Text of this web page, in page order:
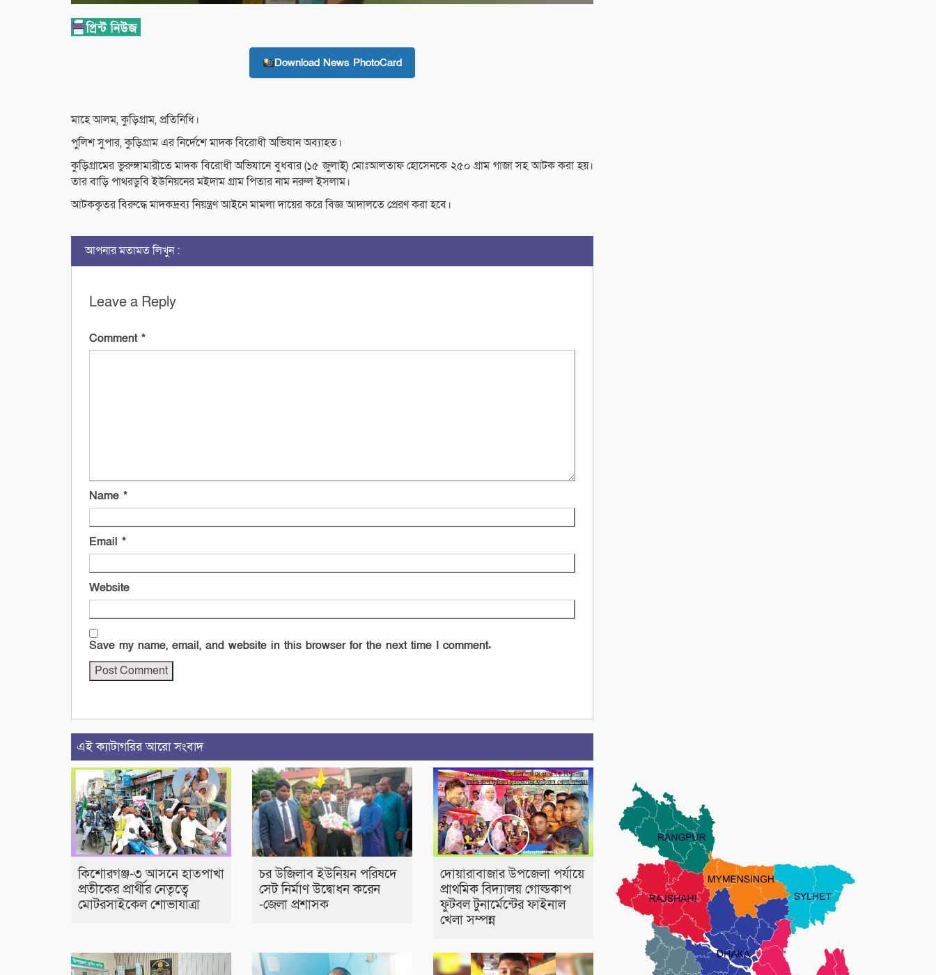
Download News PhotoCard
মাহে আলম, কুড়িগ্রাম, প্রতিনিধি।
পুলিশ সুপার, কুড়িগ্রাম এর নির্দেশে মাদক বিরোধী অভিযান অব্যাহত।
কুড়িগ্রামের ভুরুঙ্গামারীতে মাদক বিরোধী অভিযানে বুধবার (১৫ জুলাই) মোঃআলতাফ হোসেনকে ২৫০ গ্রাম গাজা সহ আটক করা হয়।
তার বাড়ি পাথরডুবি ইউনিয়নের মইদাম গ্রাম পিতার নাম নরুল ইসলাম।
আটককৃতর বিরুদ্ধে মাদকদ্রব্য নিয়ন্ত্রণ আইনে মামলা দায়ের করে বিজ্ঞ আদালতে প্রেরণ করা হবে।
আপনার মতামত লিখুন :
Leave a Reply
Comment *
Name *
Email *
Website
Save my name, email, and website in this browser for the next time I comment.
এই ক্যাটাগরির আরো সংবাদ
কিশোরগঞ্জ-৩ আসনে হাতপাখা
প্রতীকের প্রার্থীর নেতৃত্বে
মোটরসাইকেল শোভাযাত্রা
চর উজিলাব ইউনিয়ন পরিষদে
সেট নির্মাণ উদ্বোধন করেন
-জেলা প্রশাসক
দোয়ারাবাজার উপজেলা পর্যায়ে
প্রাথমিক বিদ্যালয় গোল্ডকাপ
ফুটবল টুনার্মেন্টের ফাইনাল
খেলা সম্পন্ন